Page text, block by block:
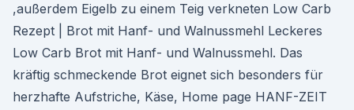
,außerdem Eigelb zu einem Teig verkneten Low Carb
Rezept | Brot mit Hanf- und Walnussmehl Leckeres
Low Carb Brot mit Hanf- und Walnussmehl. Das
kräftig schmeckende Brot eignet sich besonders für
herzhafte Aufstriche, Käse, Home page HANF-ZEIT